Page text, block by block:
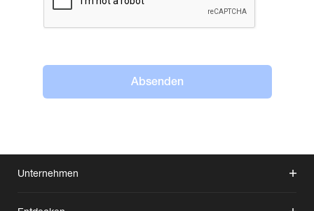
Absenden
Unternehmen